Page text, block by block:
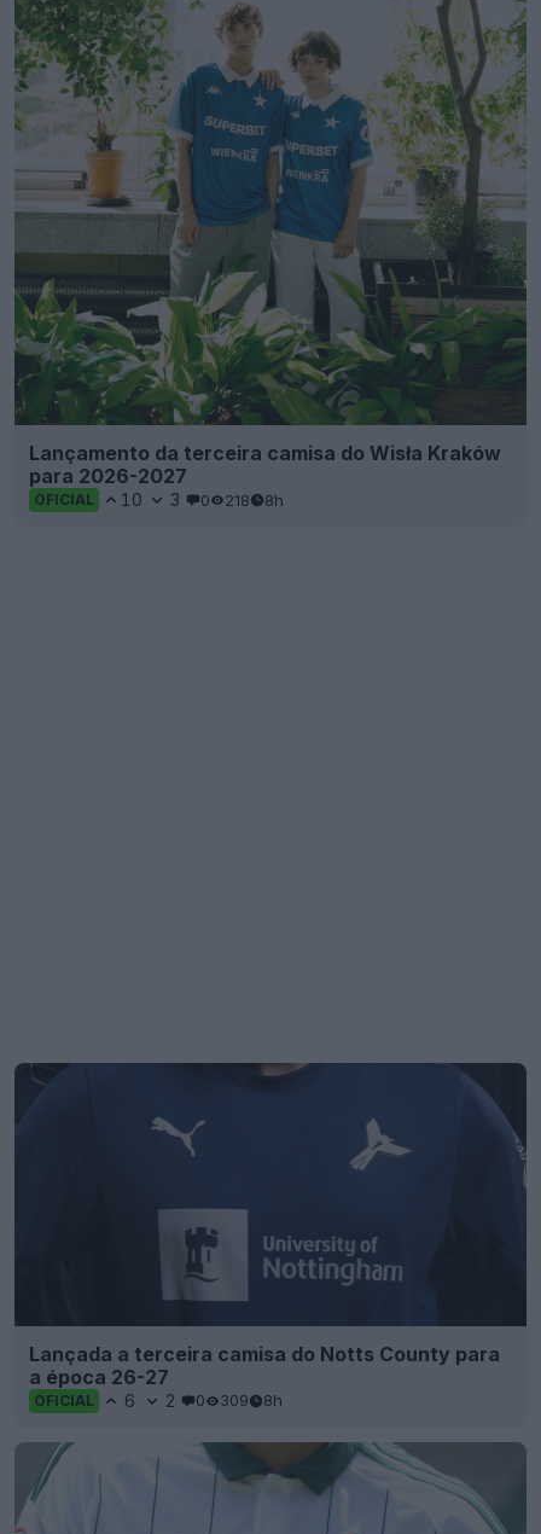
Lançamento da terceira camisa do Wisła Kraków
para 2026-2027
OFICIAL 10 3 0 218 8h
Lançada a terceira camisa do Notts County para
a época 26-27
OFICIAL 6 2 0 309 8h